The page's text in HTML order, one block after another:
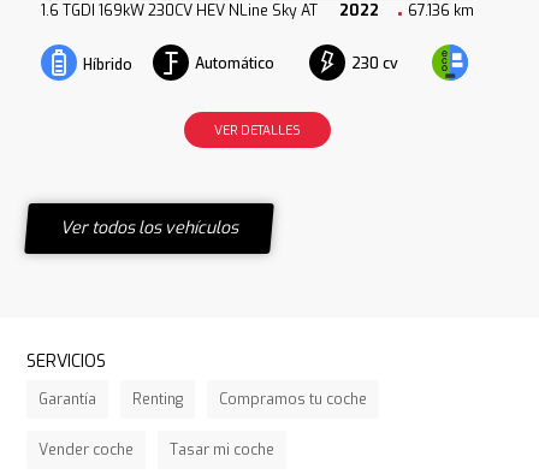
1.6 TGDI 169kW 230CV HEV NLine Sky AT 2022 67.136 km
Híbrido Automático 230 cv
VER DETALLES
Ver todos los vehículos
SERVICIOS
Garantía Renting Compramos tu coche
Vender coche Tasar mi coche